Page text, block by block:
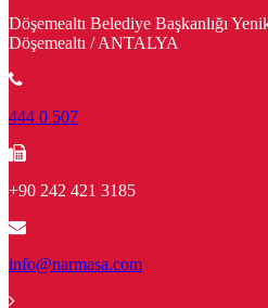
Döşemealtı Belediye Başkanlığı
Döşemealtı / ANTALYA
444 0 507
+90 242 421 3185
info@narmasa.com